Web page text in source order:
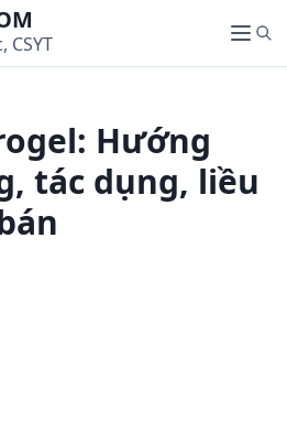
CSYT
M
e
S
e
Hướng
tác dụng, liều